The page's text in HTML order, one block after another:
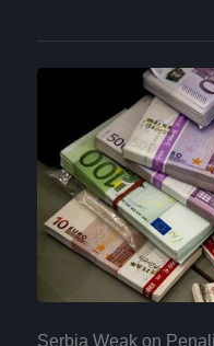
Serbia Weak on